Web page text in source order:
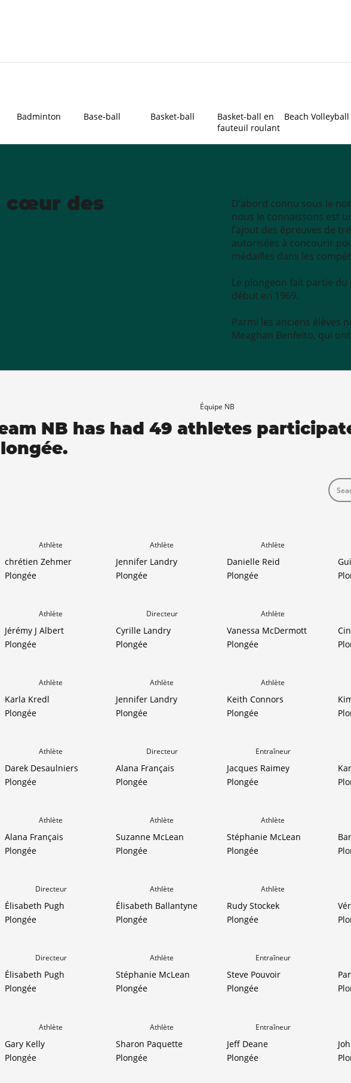
Badminton Base-ball Basket-ball
Basket-ball en
fauteuil roulant
Beach Volleyball
cœur des
D’abord connu sous le
nous le connaissons est
l’ajout des épreuves de
autorisées à concourir
médailles dans les
Le plongeon fait partie du
début en 1969.
Parmi les anciens élèves
Meaghan Benfeito, qui
Équipe NB
NB has had 49 athletes
Athlète
chrétien Zehmer
Plongée
Athlète
Jennifer Landry
Plongée
Athlète
Danielle Reid
Plongée
Athlète
Jérémy J Albert
Plongée
Directeur
Cyrille Landry
Plongée
Athlète
Vanessa McDermott
Plongée
Athlète
Karla Kredl
Plongée
Athlète
Jennifer Landry
Plongée
Athlète
Keith Connors
Plongée
Athlète
Darek Desaulniers
Plongée
Directeur
Alana Français
Plongée
Entraîneur
Jacques Raimey
Plongée
Athlète
Alana Français
Plongée
Athlète
Suzanne McLean
Plongée
Athlète
Stéphanie McLean
Plongée
Directeur
Élisabeth Pugh
Plongée
Athlète
Élisabeth Ballantyne
Plongée
Athlète
Rudy Stockek
Plongée
Directeur
Élisabeth Pugh
Plongée
Athlète
Stéphanie McLean
Plongée
Entraîneur
Steve Pouvoir
Plongée
Athlète
Gary Kelly
Plongée
Athlète
Sharon Paquette
Plongée
Entraîneur
Jeff Deane
Plongée